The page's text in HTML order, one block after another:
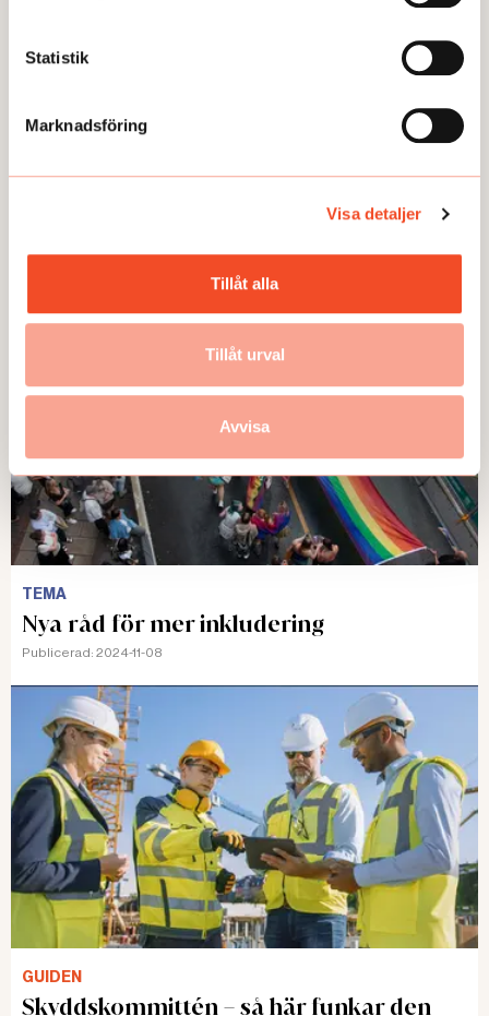
Statistik
Marknadsföring
Visa detaljer
Tillåt alla
Tillåt urval
Avvisa
TEMA
Nya råd för mer inkludering
Publicerad: 2024-11-08
GUIDEN
Skyddskommittén – så här funkar den